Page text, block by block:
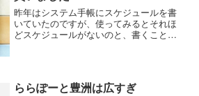
昨年はシステム手帳にスケジュールを書
いていたのですが、使ってみるとそれほ
どスケジュールがないのと、書くことと
を探していたら５年卓上日...
ららぽーと豊洲は広すぎ